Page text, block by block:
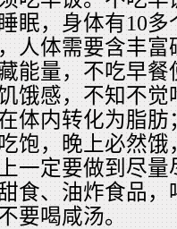
眠，身体有10
人体需要含丰
能量，不吃早
饿感，不知不
体内转化为脂
饱，晚上必然饿
一定要做到尽
食、油炸食品
要喝咸汤。